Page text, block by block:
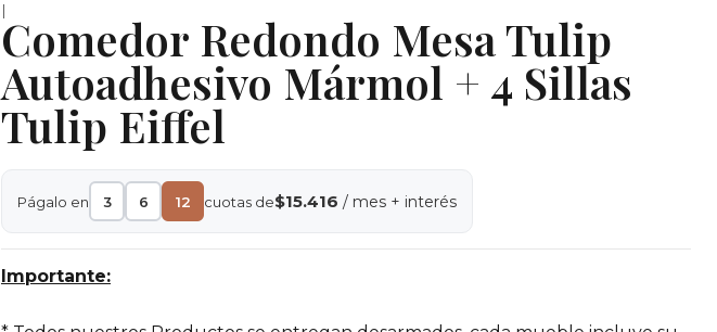
|Comedor Redondo Mesa Tulip
Autoadhesivo Mármol + 4 Sillas
Tulip Eiffel
Págalo en 3 6 12 cuotas de$15.416 / mes + interés
Importante: